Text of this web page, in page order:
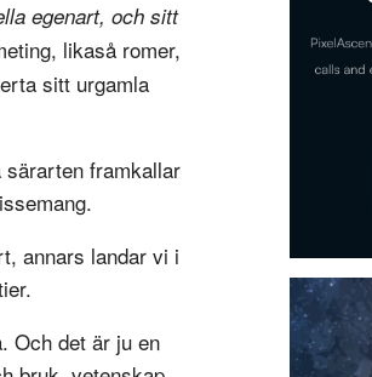
egenart, och sitt
likaså romer,
sitt urgamla
särarten framkallar
annars landar vi i
Och det är ju en